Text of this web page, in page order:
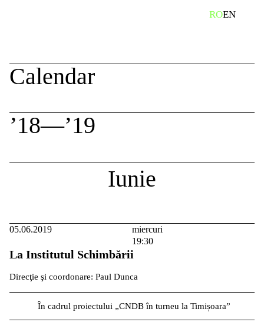
ROEN
Calendar
’18—’19
Iunie
05.06.2019
miercuri
19:30
La Institutul Schimbării
Direcţie şi coordonare: Paul Dunca
În cadrul proiectului „CNDB în turneu la Timișoara”